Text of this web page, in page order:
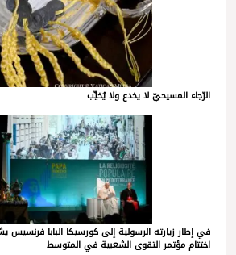
الرّجاء المسيحيّ لا يخدع ولا يُخيِّب
في إطار زيارته الرسولية إلى كورسيكا البابا
اختتام مؤتمر التقوى الشعبية في المتوسط